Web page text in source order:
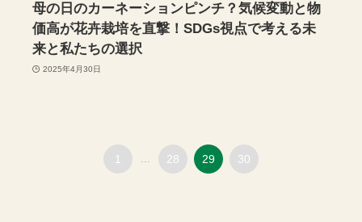
母の日のカーネーションピンチ？気候変動と物
価高が花卉栽培を直撃！SDGs視点で考える未
来と私たちの選択
2025年4月30日
1 ... 28 29 30